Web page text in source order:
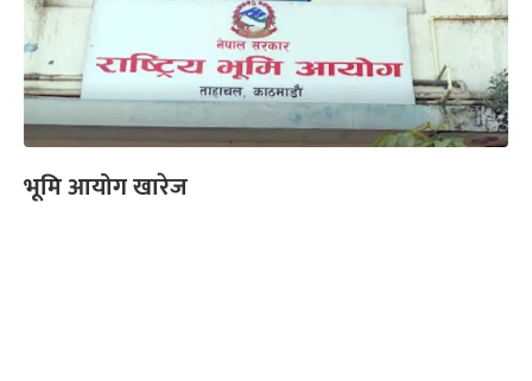
भूमि आयोग खारेज